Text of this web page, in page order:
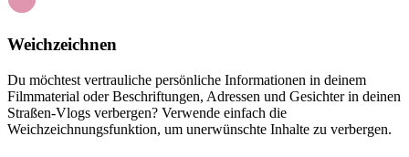
Weichzeichnen
Du möchtest vertrauliche persönliche Informationen in deinem
Filmmaterial oder Beschriftungen, Adressen und Gesichter in deinen
Straßen-Vlogs verbergen? Verwende einfach die
Weichzeichnungsfunktion, um unerwünschte Inhalte zu verbergen.